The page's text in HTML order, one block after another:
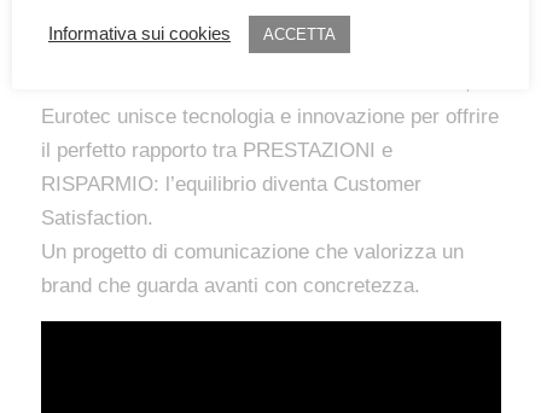
Abbiamo costruito un messaggio chiaro, distintivo
Eurotec unisce tecnologia e innovazione per offrire
il perfetto rapporto tra PRESTAZIONI e
RISPARMIO: l’equilibrio diventa Customer
Satisfaction.
Un progetto di comunicazione che valorizza un
brand che guarda avanti con concretezza.
Informativa sui cookies ACCETTA